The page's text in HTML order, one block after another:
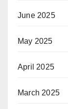
June 2025
May 2025
April 2025
March 2025